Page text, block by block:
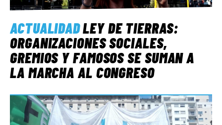
ACTUALIDADLEY DE TIERRAS:
ORGANIZACIONES SOCIALES,
GREMIOS Y FAMOSOS SE SUMAN A
LA MARCHA AL CONGRESO